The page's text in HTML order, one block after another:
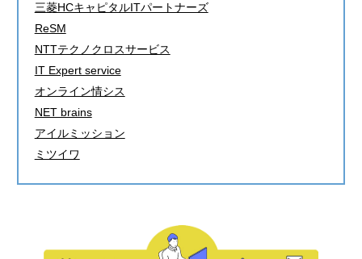
三菱HCキャピタルITパートナーズ
ReSM
NTTテクノクロスサービス
IT Expert service
オンライン情シス
NET brains
アイルミッション
ミツイワ